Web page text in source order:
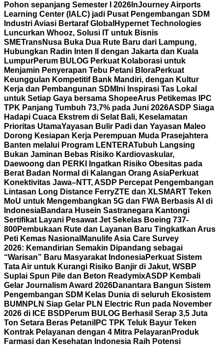
Pohon sepanjang Semester I 2026 InJourney Airports
Learning Center (IALC) jadi Pusat Pengembangan SDM
Industri Aviasi Bertaraf Global Hypernet Technologies
Luncurkan Whooz, Solusi IT untuk Bisnis
SMETransNusa Buka Dua Rute Baru dari Lampung,
Hubungkan Radin Inten II dengan Jakarta dan Kuala
LumpurPerum BULOG Perkuat Kolaborasi untuk
Menjamin Penyerapan Tebu Petani BloraPerkuat
Keunggulan Kompetitif Bank Mandiri, dengan Kultur
Kerja dan Pembangunan SDM Ini Inspirasi Tas Lokal
untuk Setiap Gaya bersama ShopeeArus Petikemas IPC
TPK Panjang Tumbuh 73,7% pada Juni 2026ASDP Siaga
Hadapi Cuaca Ekstrem di Selat Bali, Keselamatan
Prioritas UtamaYayasan Bulir Padi dan Yayasan Maleo
Dorong Kesiapan Kerja Perempuan Muda Prasejahtera
Banten melalui Program LENTERATubuh Langsing
Bukan Jaminan Bebas Risiko Kardiovaskular,
Daewoong dan PERKI Ingatkan Risiko Obesitas pada
Berat Badan Normal di Kalangan Orang AsiaPerkuat
Konektivitas Jawa–NTT, ASDP Percepat Pengembangan
Lintasan Long Distance FerryZTE dan XLSMART Teken
MoU untuk Mengembangkan 5G dan FWA Berbasis AI di
IndonesiaBandara Husein Sastranegara Kantongi
Sertifikat Layani Pesawat Jet Sekelas Boeing 737-
800Pembukaan Rute dan Layanan Baru Tingkatkan Arus
Peti Kemas Nasional Manulife Asia Care Survey
2026: Kemandirian Semakin Dipandang sebagai
“Warisan” Baru Masyarakat IndonesiaPerkuat Sistem
Tata Air untuk Kurangi Risiko Banjir di Jakut, WSBP
Suplai Spun Pile dan Beton ReadymixASDP Kembali
Gelar Journalism Award 2026Danantara Bangun Sistem
Pengembangan SDM Kelas Dunia di seluruh Ekosistem
BUMN PLN Siap Gelar PLN Electric Run pada November
2026 di ICE BSD Perum BULOG Berhasil Serap 3,5 Juta
Ton Setara Beras Petani IPC TPK Teluk Bayur Teken
Kontrak Pelayanan dengan 4 Mitra Pelayaran Produk
Farmasi dan Kesehatan Indonesia Raih Potensi